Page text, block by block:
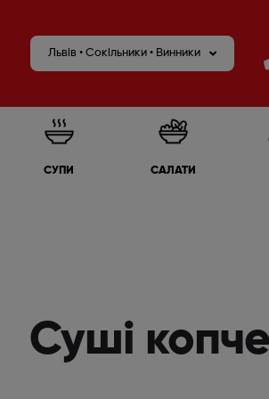
Львів • Сокільники • Винники
СУПИ САЛАТИ
Суші